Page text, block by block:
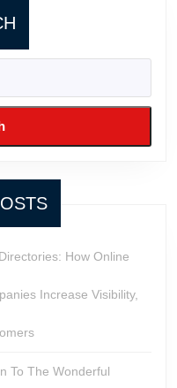
How Online
Increase Visibility,
To The Wonderful